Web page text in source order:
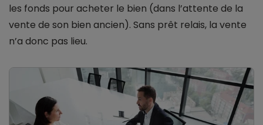
les fonds pour acheter le bien (dans l’attente de la
vente de son bien ancien). Sans prêt relais, la vente
n’a donc pas lieu.